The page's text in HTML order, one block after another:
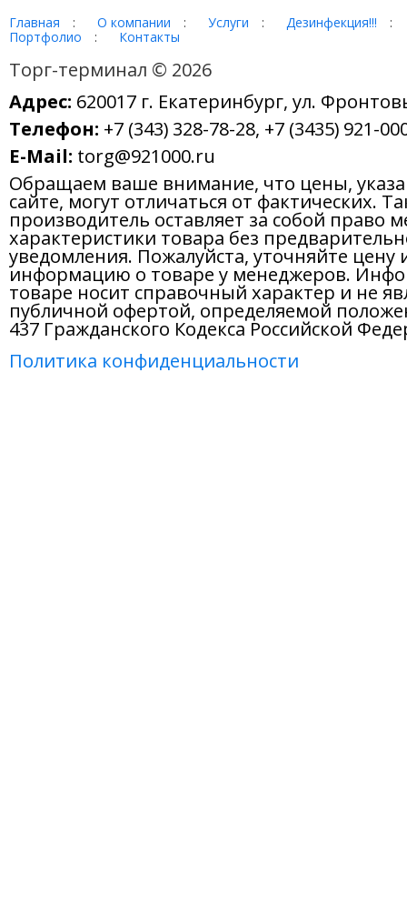
Дезинфекция!!!
Портфолио
Контакты
Торг-терминал © 2026
Адрес: 620017 г. Екатеринбург, ул.
Телефон: +7 (343) 328-78-28, +7 (3435) 921-
E-Mail: torg@921000.ru
Обращаем ваше внимание, что цены,
сайте, могут отличаться от фактических.
производитель оставляет за собой право
характеристики товара без
уведомления. Пожалуйста, уточняйте цену
информацию о товаре у менеджеров.
товаре носит справочный характер и не
публичной офертой, определяемой
437 Гражданского Кодекса Российской
Политика конфиденциальности